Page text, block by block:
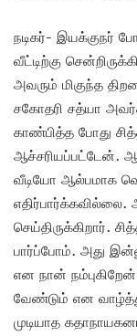
நடிகர்- இயக்குநர்
வீட்டிற்கு
அவரும் மிகுந்த
சகோதரி சத்யா
காண்பித்த போது
ஆச்சரியப்பட்டேன்.‌
வீடியோ ஆல்பமாக
செய்திருக்கிறார்.
பார்ப்போம். அது
என நான்
வேண்டும் என
முடியாத